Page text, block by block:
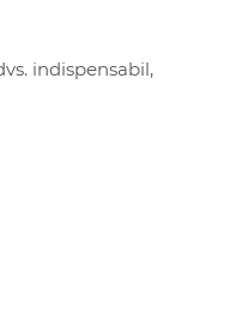
indispensabil,